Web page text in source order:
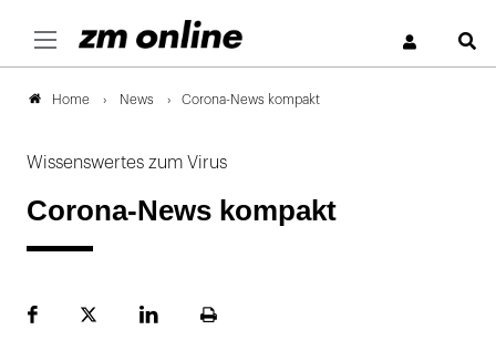
Home News Corona-News kompakt
Wissenswertes zum Virus
Corona-News kompakt
FacebookPlattformLinekdInSeite